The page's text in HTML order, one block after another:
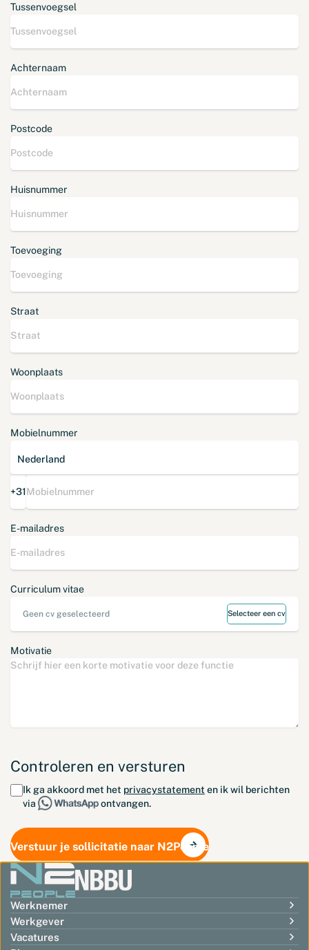
Tussenvoegsel
Achternaam
Postcode
Huisnummer
Toevoeging
Straat
Woonplaats
Mobielnummer
+31
E-mailadres
Curriculum vitae
Geen cv geselecteerd Selecteer een cv
Motivatie
Controleren en versturen
Ik ga akkoord met het privacystatement en ik wil berichten
via
ontvangen.
Verstuur je sollicitatie naar N2People
Werknemer
Werkgever
Vacatures